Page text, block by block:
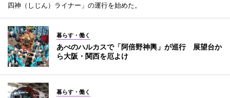
四神（しじん）ライナー」の運行を始めた。
暮らす・働く
あべのハルカスで「阿倍野神輿」が巡行 展望台か
ら大阪・関西を厄よけ
暮らす・働く